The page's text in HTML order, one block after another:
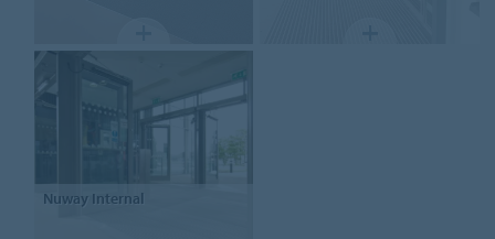
NuwayInternal